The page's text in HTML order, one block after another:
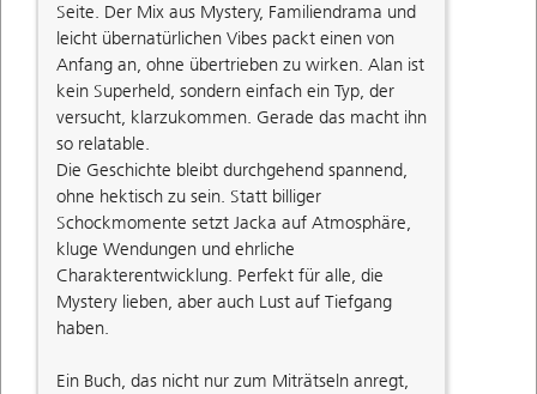
Seite. Der Mix aus Mystery, Familiendrama und
leicht übernatürlichen Vibes packt einen von
Anfang an, ohne übertrieben zu wirken. Alan ist
kein Superheld, sondern einfach ein Typ, der
versucht, klarzukommen. Gerade das macht ihn
so relatable.
Die Geschichte bleibt durchgehend spannend,
ohne hektisch zu sein. Statt billiger
Schockmomente setzt Jacka auf Atmosphäre,
kluge Wendungen und ehrliche
Charakterentwicklung. Perfekt für alle, die
Mystery lieben, aber auch Lust auf Tiefgang
haben.
Ein Buch, das nicht nur zum Miträtseln anregt,